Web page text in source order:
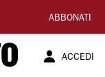
ABBONATI
ACCEDI